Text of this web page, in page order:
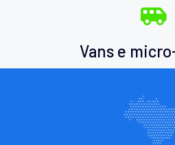
Vans e